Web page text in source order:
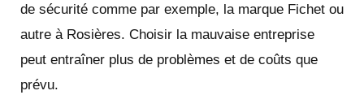
de sécurité comme par exemple, la marque Fichet ou
autre à Rosières. Choisir la mauvaise entreprise
peut entraîner plus de problèmes et de coûts que
prévu.